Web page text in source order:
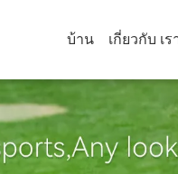
บ้าน เกี่ยวกับ เร